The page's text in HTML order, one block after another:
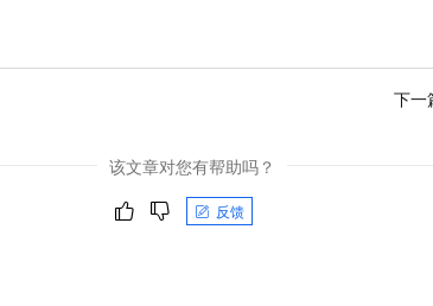
下一
该文章对您有帮助吗？
反馈